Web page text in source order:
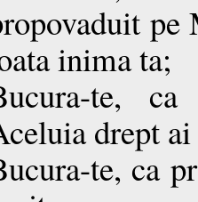
inima ta;
te,
drept
te, ca